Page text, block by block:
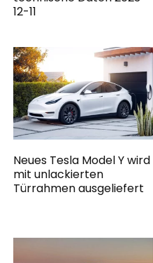
12-11
Neues Tesla Model Y wird
mit unlackierten
Türrahmen ausgeliefert